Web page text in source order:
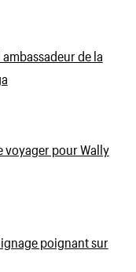
de la
voyager pour Wally
poignant sur